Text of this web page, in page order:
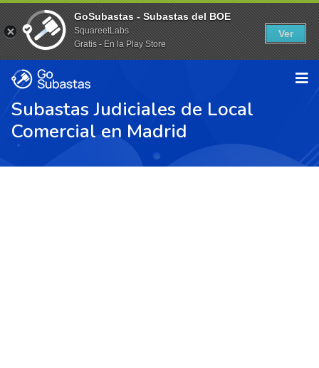
Subastas Judiciales de Local
Comercial en Madrid
GoSubastas - Subastas del BOE
SquareetLabs
Gratis - En la Play Store
Ver